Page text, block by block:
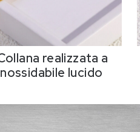
realizzata a
lucido